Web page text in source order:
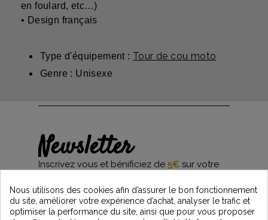
en foulard, etc…)
• Design français
Type d'équipement : Tour de cou moto
Genre : Unisexe
Newsletter
Inscrivez vous et bénificiez de 5€ sur votre
et restez informés des dernières nouveautés
Vintage Motors
Nous utilisons des cookies afin d’assurer le bon fonctionnement
du site, améliorer votre expérience d’achat, analyser le trafic et
optimiser la performance du site, ainsi que pour vous proposer